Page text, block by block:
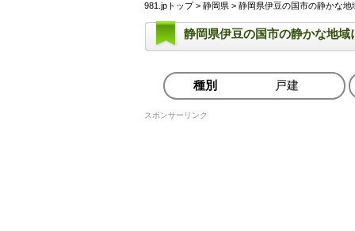
981.jpトップ> 静岡県 > 静岡県伊豆の国市の静かな
静岡県伊豆の国市の静かな地域
種別 戸建
スポンサーリンク